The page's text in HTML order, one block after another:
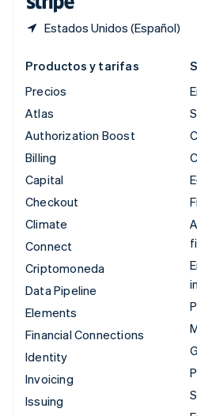
Estados Unidos (Español)
Productos y tarifas
Precios
Atlas
Authorization Boost
Billing
Capital
Checkout
Climate
Connect
Criptomoneda
Data Pipeline
Elements
Financial Connections
Identity
Invoicing
Issuing